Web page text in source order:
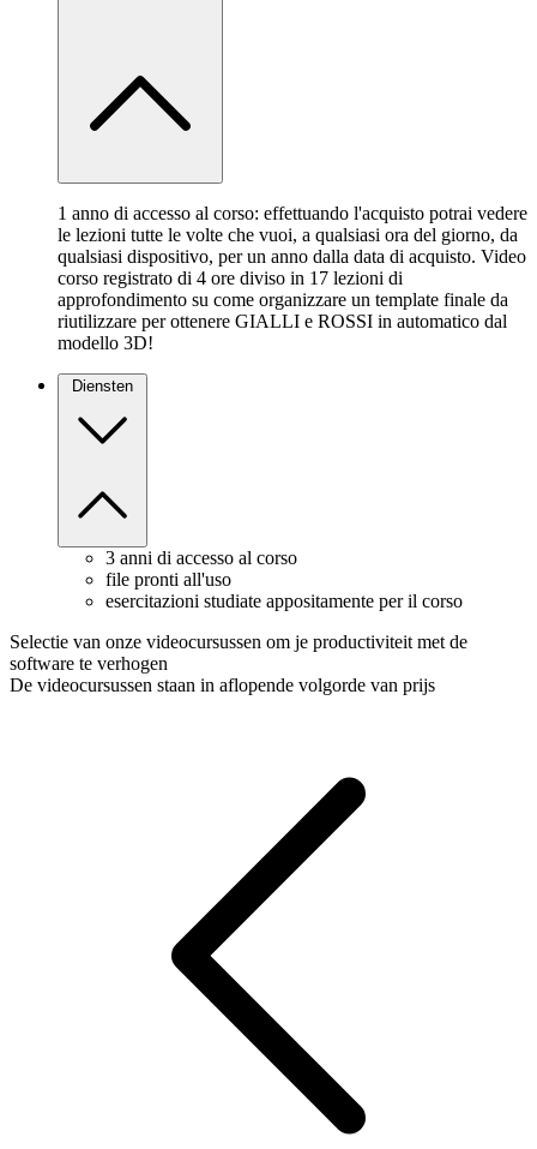
1 anno di accesso al corso: effettuando l'acquisto potrai vedere
le lezioni tutte le volte che vuoi, a qualsiasi ora del giorno, da
qualsiasi dispositivo, per un anno dalla data di acquisto. Video
corso registrato di 4 ore diviso in 17 lezioni di
approfondimento su come organizzare un template finale da
riutilizzare per ottenere GIALLI e ROSSI in automatico dal
modello 3D!
Diensten
3 anni di accesso al corso
file pronti all'uso
esercitazioni studiate appositamente per il corso
Selectie van onze videocursussen om je productiviteit met de
software te verhogen
De videocursussen staan in aflopende volgorde van prijs